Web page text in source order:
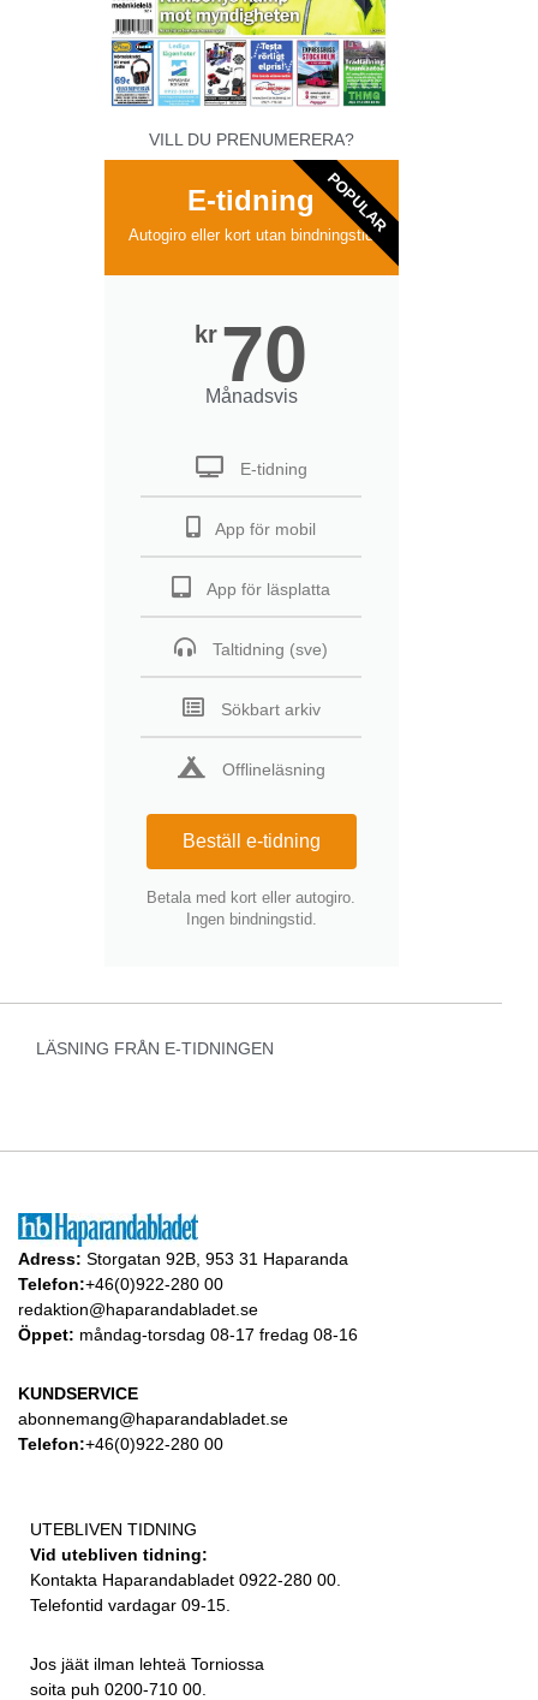
VILL DU PRENUMERERA?
E-tidning
Autogiro eller kort utan bindningstid
kr 70
Månadsvis
E-tidning
App för mobil
App för läsplatta
Taltidning (sve)
Sökbart arkiv
Offlineläsning
Beställ e-tidning
Betala med kort eller autogiro.
Ingen bindningstid.
POPULAR
LÄSNING FRÅN E-TIDNINGEN
Adress: Storgatan 92B, 953 31 Haparanda
Telefon:+46(0)922-280 00
redaktion@haparandabladet.se
Öppet: måndag-torsdag 08-17 fredag 08-16
KUNDSERVICE
abonnemang@haparandabladet.se
Telefon:+46(0)922-280 00
UTEBLIVEN TIDNING
Vid utebliven tidning:
Kontakta Haparandabladet 0922-280 00.
Telefontid vardagar 09-15.
Jos jäät ilman lehteä Torniossa
soita puh 0200-710 00.